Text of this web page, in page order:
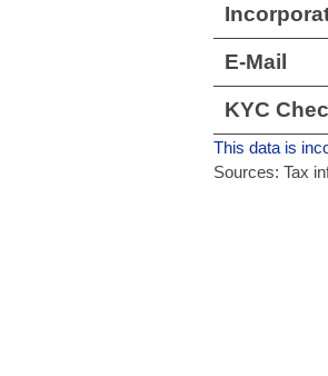
E-Mail
KYC
This data is
Sources: Tax